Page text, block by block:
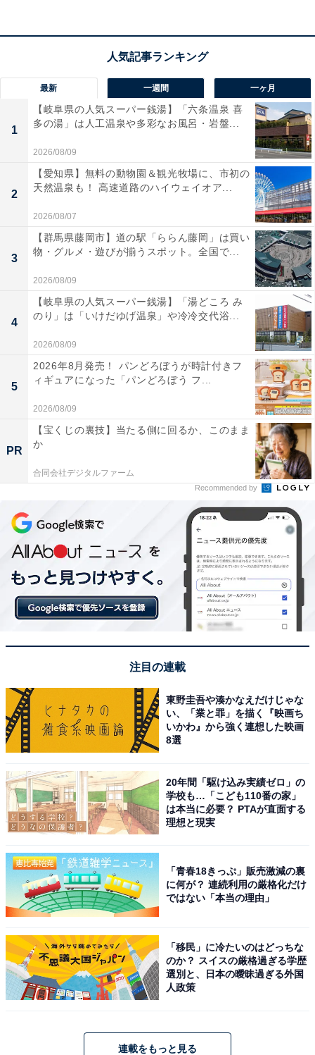
【あわせて買いたい】JBLの人気商品5選
JBL「CHARGE5」
JBL「GO4」
JBL GO4 Bluetoothスピーカー USB C充電/IP67防塵防
水/アプリ対応/パッシブラジエーター搭載/ポータブル/ブラ
Amazonで見る
JBL「FLIP6」
JBL「GO ESSENTIAL」
JBL GO ESSENTIAL Bluetoothスピーカー IPX7防水 コ
ンパクトサイズ 軽量 180g 持ち運び ワイヤレス (レッド)
Amazonで見る
JBL「CLIP5」
JBL CLIP5 Bluetoothスピーカー USB C充電/IP67防塵防
水/アプリ対応/カラビナ構造/パッシブラジエーター搭載/ポ
ータブル/スクワッド JBLCLIP5SQUAD
Amazonで見る
最新 一週間 一ヶ月
1
【岐阜県の人気スーパー銭湯】「六条温泉 喜
多の湯」は人工温泉や多彩なお風呂・岩盤...
2026/08/09
2
【愛知県】無料の動物園＆観光牧場に、市初の
天然温泉も！ 高速道路のハイウェイオア...
2026/08/07
3
【群馬県藤岡市】道の駅「ららん藤岡」は買い
物・グルメ・遊びが揃うスポット。全国で...
2026/08/09
4
【岐阜県の人気スーパー銭湯】「湯どころ み
のり」は「いけだゆげ温泉」や冷冷交代浴...
2026/08/09
5
2026年8月発売！ パンどろぼうが時計付きフ
ィギュアになった「パンどろぼう フ...
2026/08/09
PR
【宝くじの裏技】当たる側に回るか、このまま
か
合同会社デジタルファーム
Recommended by
注目の連載
東野圭吾や湊かなえだけじゃな
い、「業と罪」を描く『映画ち
いかわ』から強く連想した映画
8選
20年間「駆け込み実績ゼロ」の
学校も…「こども110番の家」
は本当に必要？ PTAが直面する
理想と現実
「青春18きっぷ」販売激減の裏
に何が？ 連続利用の厳格化だけ
ではない「本当の理由」
「移民」に冷たいのはどっちな
のか？ スイスの厳格過ぎる学歴
選別と、日本の曖昧過ぎる外国
人政策
連載をもっと見る